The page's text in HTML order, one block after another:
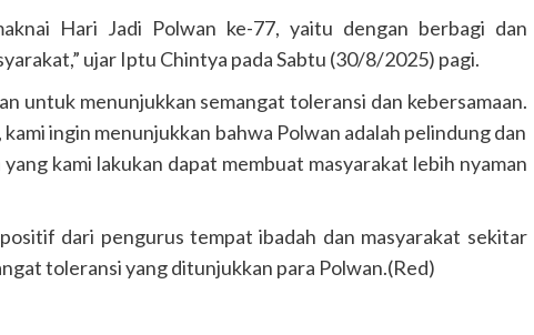
Hari Jadi Polwan ke-77, yaitu dengan berbagi dan
ujar Iptu Chintya pada Sabtu (30/8/2025) pagi.
untuk menunjukkan semangat toleransi dan kebersamaan.
ingin menunjukkan bahwa Polwan adalah pelindung dan
kami lakukan dapat membuat masyarakat lebih nyaman
dari pengurus tempat ibadah dan masyarakat sekitar
toleransi yang ditunjukkan para Polwan.(Red)